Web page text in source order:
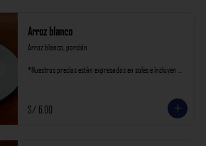
Arroz blanco
Arroz blanco, porción
*Nuestros precios están expresados en soles e incluyen
S/ 6.00